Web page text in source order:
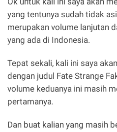
yang tentunya sudah tidak
merupakan volume lanjutan
yang ada di Indonesia.
Tepat sekali, kali ini saya
dengan judul Fate Strange
volume keduanya ini masih
pertamanya.
Dan buat kalian yang masih